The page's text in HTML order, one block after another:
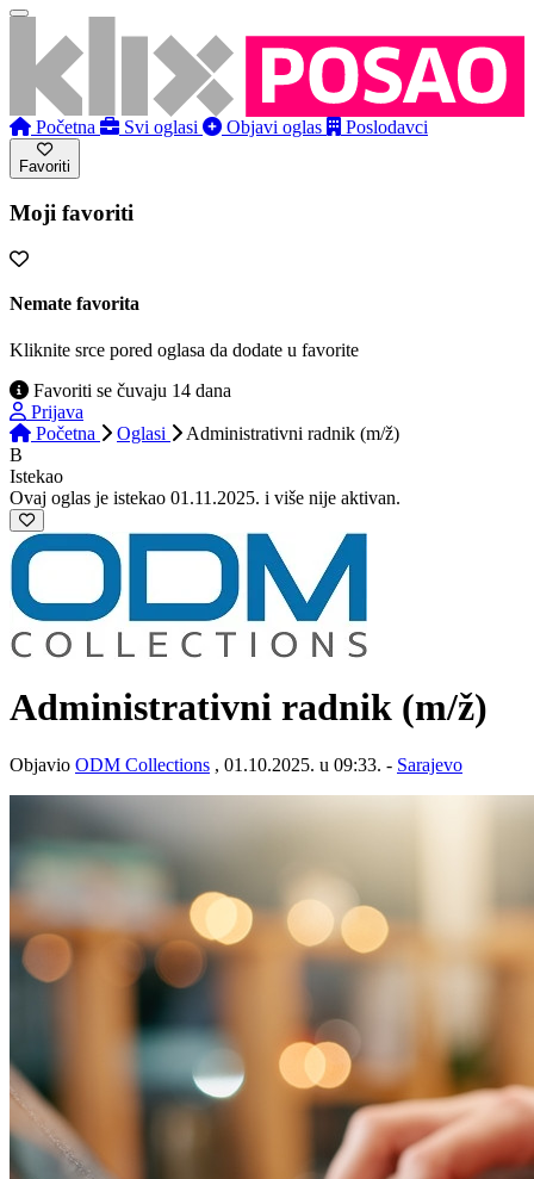
Početna Svi oglasi Objavi oglas Poslodavci
Favoriti
Moji favoriti
Nemate favorita
Kliknite srce pored oglasa da dodate u favorite
Favoriti se čuvaju 14 dana
Prijava
Početna
Oglasi
Administrativni radnik (m/ž)
B
Istekao
Ovaj oglas je istekao 01.11.2025. i više nije aktivan.
Administrativni radnik (m/ž)
Objavio ODM Collections , 01.10.2025. u 09:33. - Sarajevo